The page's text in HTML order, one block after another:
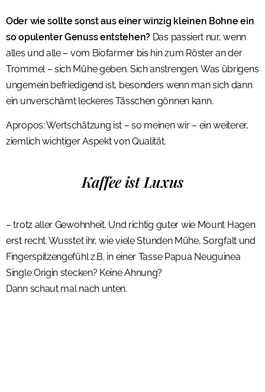
Oder wie sollte sonst aus einer winzig kleinen Bohne ein
so opulenter Genuss entstehen? Das passiert nur, wenn
alles und alle – vom Biofarmer bis hin zum Röster an der
Trommel – sich Mühe geben. Sich anstrengen. Was übrigens
ungemein befriedigend ist, besonders wenn man sich dann
ein unverschämt leckeres Tässchen gönnen kann.
Apropos: Wertschätzung ist – so meinen wir – ein weiterer,
ziemlich wichtiger Aspekt von Qualität.
Kaffee ist Luxus
– trotz aller Gewohnheit. Und richtig guter wie Mount Hagen
erst recht. Wusstet ihr, wie viele Stunden Mühe, Sorgfalt und
Fingerspitzengefühl z.B. in einer Tasse Papua Neuguinea
Single Origin stecken? Keine Ahnung?
Dann schaut mal nach unten.